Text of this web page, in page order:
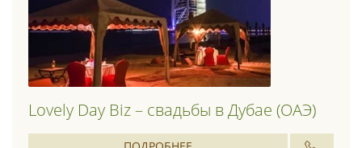
Lovely Day Biz – свадьбы в Дубае (ОАЭ)